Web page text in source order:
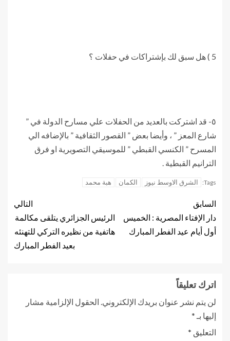
5 ) هل سبق لك بإشتراكات في حفلات ؟
٥- قد اشتركت بالعديد من الحفلات علي مسارح الدولة في ”
شارع المعز ” ، وأيضا بعض ” القصور الثقافية ” بالإضافه الي
المسرح ” الكنسي القبطي ” للموسيقي التصويرية او فرق
الترانيم القبطية .
Tags: الشرق الاوسط نيوز الكمان هبة محمد
السابق
دار الإفتاء المصرية : الخميس
أول أيام عيد الفطر المبارك
التالي
الرئيس الجزائري يتلقى مكالمة
هاتفية من نظيره التركي للتهنئه
بعيد الفطر المبارك
اترك تعليقاً
لن يتم نشر عنوان بريدك الإلكتروني. الحقول الإلزامية مشار
إليها بـ *
التعليق *